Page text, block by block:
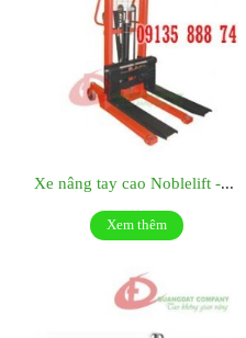
Xe nâng tay cao Noblelift - Đức- Model HS 10/16
Xem thêm